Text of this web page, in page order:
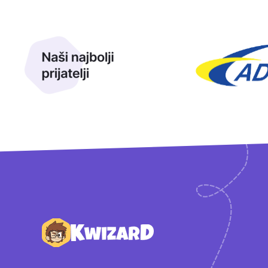
Podnožje